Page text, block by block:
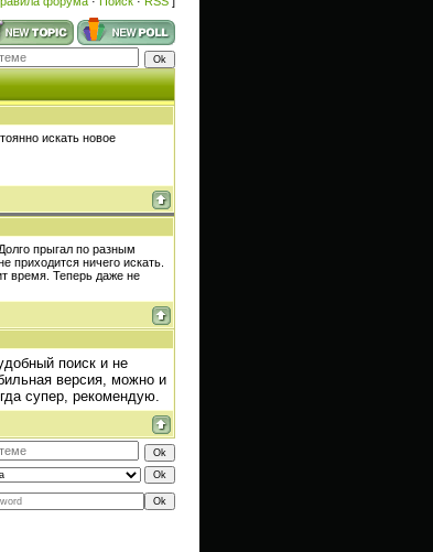
искать новое
прыгал по разным
приходится ничего искать.
время. Теперь даже не
поиск и не
версия, можно и
супер, рекомендую.